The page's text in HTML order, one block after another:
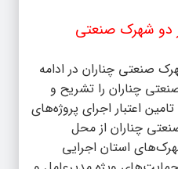
دو شهرک صنعتی
صنعتی چناران در ادامه
فاز ۲ شهرک صنعتی چناران را تشریح و
اعتبار اجرای پروژه‌های
چناران از محل
استان اجرایی